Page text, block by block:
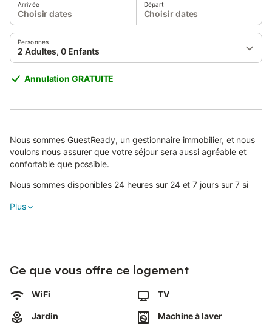
Arrivée
Choisir dates
Départ
Choisir dates
Personnes
2 Adultes, 0 Enfants
Annulation GRATUITE
Nous sommes GuestReady, un gestionnaire immobilier, et nous
voulons nous assurer que votre séjour sera aussi agréable et
confortable que possible.
Nous sommes disponibles 24 heures sur 24 et 7 jours sur 7 si
et en voiture.
L'arrêt de bus le plus proche, Chapelizod, se trouve à 1 minute
de marche.
L'aéroport de Dublin se trouve à 35 minutes en voiture de la
Plus
Ce que vous offre ce logement
WiFi TV
Jardin Machine à laver